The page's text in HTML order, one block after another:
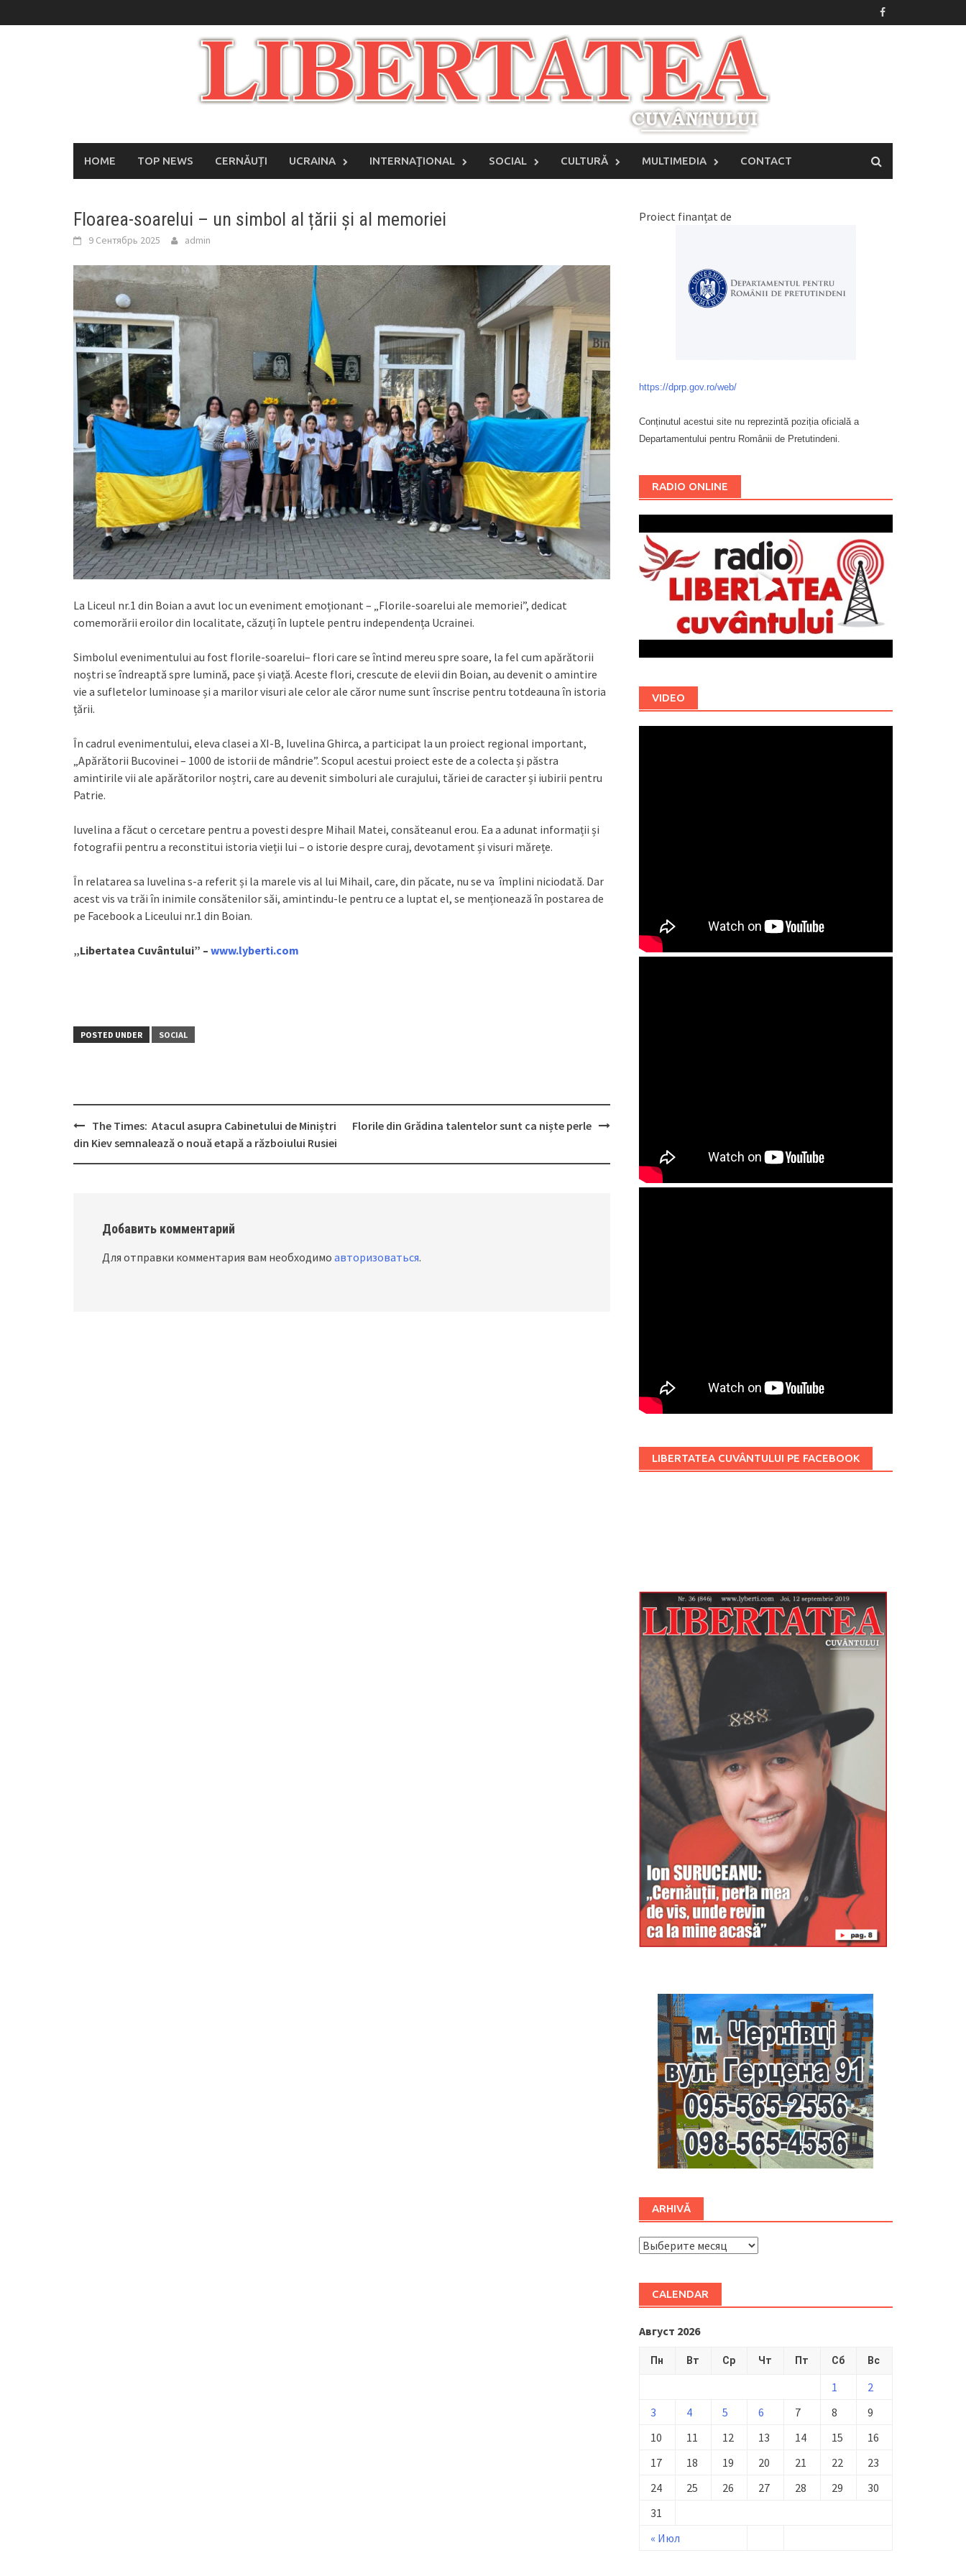
to
HOME TOP NEWS CERNĂUȚI UCRAINA INTERNAŢIONAL SOCIAL CULTURĂ MULTIMEDIA CONTACT
Floarea-soarelui – un simbol al țării și al memoriei
9 Сентябрь 2025 admin
La Liceul nr.1 din Boian a avut loc un eveniment emoționant – „Florile-soarelui ale memoriei”, dedicat
comemorării eroilor din localitate, căzuți în luptele pentru independența Ucrainei.
Simbolul evenimentului au fost florile-soarelui– flori care se întind mereu spre soare, la fel cum apărătorii
noștri se îndreaptă spre lumină, pace și viață. Aceste flori, crescute de elevii din Boian, au devenit o amintire
vie a sufletelor luminoase și a marilor visuri ale celor ale căror nume sunt înscrise pentru totdeauna în istoria
țării.
În cadrul evenimentului, eleva clasei a XI-B, Iuvelina Ghirca, a participat la un proiect regional important,
„Apărătorii Bucovinei – 1000 de istorii de mândrie”. Scopul acestui proiect este de a colecta și păstra
amintirile vii ale apărătorilor noștri, care au devenit simboluri ale curajului, tăriei de caracter și iubirii pentru
Patrie.
Iuvelina a făcut o cercetare pentru a povesti despre Mihail Matei, consăteanul erou. Ea a adunat informații și
fotografii pentru a reconstitui istoria vieții lui – o istorie despre curaj, devotament și visuri mărețe.
În relatarea sa Iuvelina s-a referit și la marele vis al lui Mihail, care, din păcate, nu se va împlini niciodată. Dar
acest vis va trăi în inimile consătenilor săi, amintindu-le pentru ce a luptat el, se menționează în postarea de
pe Facebook a Liceului nr.1 din Boian.
„Libertatea Cuvântului” – www.lyberti.com
POSTED UNDER SOCIAL
Post
navigation
The Times: Atacul asupra Cabinetului de Miniștri
din Kiev semnalează o nouă etapă a războiului Rusiei
Florile din Grădina talentelor sunt ca niște perle
Добавить комментарий
Для отправки комментария вам необходимо авторизоваться.
Proiect finanțat de
https://dprp.gov.ro/web/
Conținutul acestui site nu reprezintă poziția oficială a
Departamentului pentru Românii de Pretutindeni.
RADIO ONLINE
VIDEO
LIBERTATEA CUVÂNTULUI PE FACEBOOK
ARHIVĂ
ARHIVĂ
CALENDAR
Август 2026
Пн Вт Ср Чт Пт Сб Вс
« Июл
1
2
3
4 5 6 7 8
9
10
11 12 13 14 15
16
17
18 19 20 21 22
23
24
25 26 27 28 29
30
31